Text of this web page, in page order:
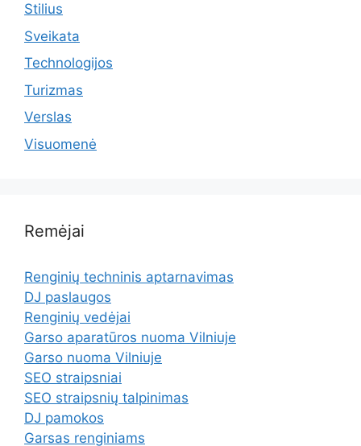
Stilius
Sveikata
Technologijos
Turizmas
Verslas
Visuomenė
Remėjai
Renginių techninis aptarnavimas
DJ paslaugos
Renginių vedėjai
Garso aparatūros nuoma Vilniuje
Garso nuoma Vilniuje
SEO straipsniai
SEO straipsnių talpinimas
DJ pamokos
Garsas renginiams